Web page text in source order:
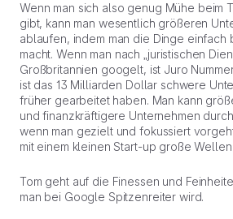
Wenn man sich also genug Mühe beim
gibt, kann man wesentlich größeren
ablaufen, indem man die Dinge einfach
macht. Wenn man nach „juristischen
Großbritannien googelt, ist Juro
ist das 13 Milliarden Dollar schwere
früher gearbeitet haben. Man kann
und finanzkräftigere Unternehmen
wenn man gezielt und fokussiert
mit einem kleinen Start-up große Wellen
Tom geht auf die Finessen und
man bei Google Spitzenreiter wird.